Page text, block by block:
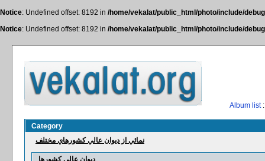
Notice: Undefined offset: 8192 in /home/vekalat/public_html/photo/include/
Notice: Undefined offset: 8192 in /home/vekalat/public_html/photo/include/
Album list
Category
نمائي از ديوان عالي كشورهاي مختلف
ديوان عالي كشورها